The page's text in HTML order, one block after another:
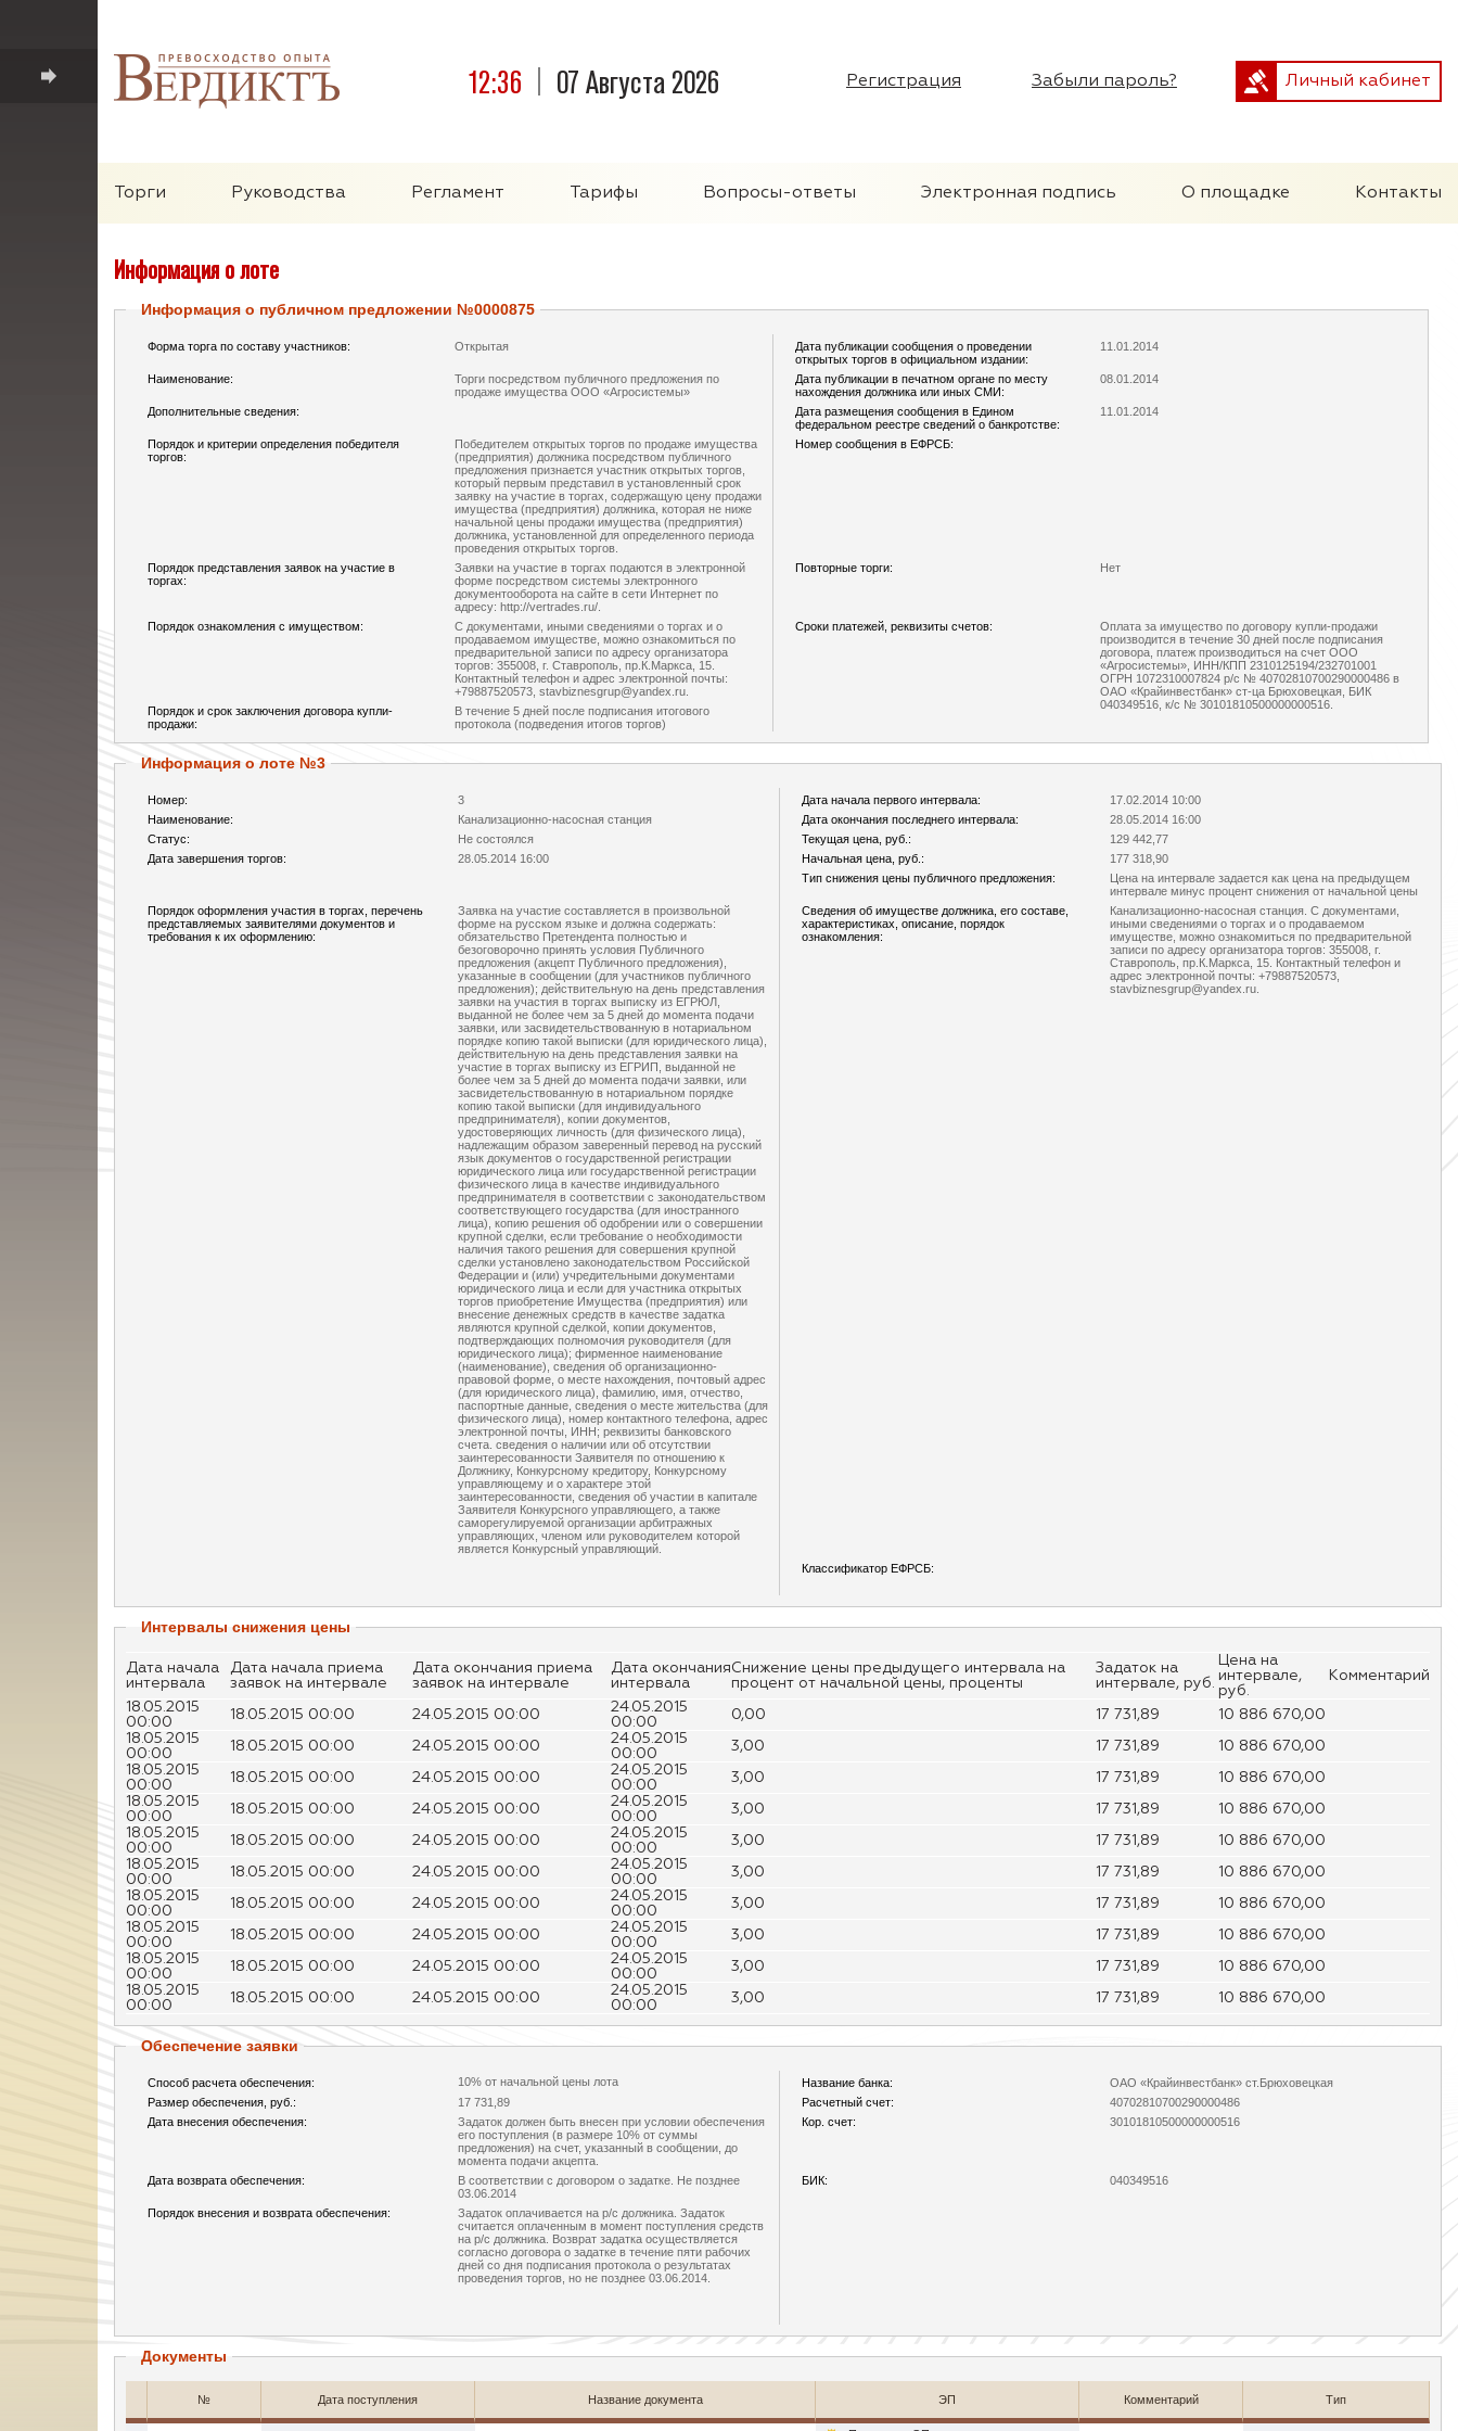
12:36 07 Августа 2026 Регистрация Забыли пароль? Личный кабинет
Торги Руководства Регламент Тарифы Вопросы-ответы Электронная подпись О площадке Контакты
Информация о лоте
Информация о публичном предложении №0000875
Форма торга по составу участников: Открытая
Дата публикации сообщения о проведении
открытых торгов в официальном издании:
11.01.2014
Наименование:
Торги посредством публичного предложения по
продаже имущества ООО «Агросистемы»
Дата публикации в печатном органе по месту
нахождения должника или иных СМИ:
08.01.2014
Дополнительные сведения:
Дата размещения сообщения в Едином
федеральном реестре сведений о банкротстве:
11.01.2014
Порядок и критерии определения победителя
торгов:
Победителем открытых торгов по продаже имущества
(предприятия) должника посредством публичного
предложения признается участник открытых торгов,
который первым представил в установленный срок
заявку на участие в торгах, содержащую цену продажи
имущества (предприятия) должника, которая не ниже
начальной цены продажи имущества (предприятия)
должника, установленной для определенного периода
проведения открытых торгов.
Номер сообщения в ЕФРСБ:
Порядок представления заявок на участие в
торгах:
Заявки на участие в торгах подаются в электронной
форме посредством системы электронного
документооборота на сайте в сети Интернет по
адресу: http://vertrades.ru/.
Повторные торги: Нет
Порядок ознакомления с имуществом:
С документами, иными сведениями о торгах и о
продаваемом имуществе, можно ознакомиться по
предварительной записи по адресу организатора
торгов: 355008, г. Ставрополь, пр.К.Маркса, 15.
Контактный телефон и адрес электронной почты:
+79887520573, stavbiznesgrup@yandex.ru.
Сроки платежей, реквизиты счетов:
Оплата за имущество по договору купли-продажи
производится в течение 30 дней после подписания
договора, платеж производиться на счет ООО
«Агросистемы», ИНН/КПП 2310125194/232701001
ОГРН 1072310007824 р/с № 40702810700290000486 в
ОАО «Крайинвестбанк» ст-ца Брюховецкая, БИК
040349516, к/с № 30101810500000000516.
Порядок и срок заключения договора купли-
продажи:
В течение 5 дней после подписания итогового
протокола (подведения итогов торгов)
Информация о лоте №3
Номер: 3 Дата начала первого интервала:
17.02.2014 10:00
Наименование:
Канализационно-насосная станция Дата окончания последнего интервала:
28.05.2014 16:00
Статус:
Не состоялся Текущая цена, руб.:
129 442,77
Дата завершения торгов:
28.05.2014 16:00 Начальная цена, руб.:
177 318,90
Тип снижения цены публичного предложения:
Цена на интервале задается как цена на предыдущем
интервале минус процент снижения от начальной цены
Порядок оформления участия в торгах, перечень
представляемых заявителями документов и
требования к их оформлению:
Заявка на участие составляется в произвольной
форме на русском языке и должна содержать:
обязательство Претендента полностью и
безоговорочно принять условия Публичного
предложения (акцепт Публичного предложения),
указанные в сообщении (для участников публичного
предложения); действительную на день представления
заявки на участия в торгах выписку из ЕГРЮЛ,
выданной не более чем за 5 дней до момента подачи
заявки, или засвидетельствованную в нотариальном
порядке копию такой выписки (для юридического лица),
действительную на день представления заявки на
участие в торгах выписку из ЕГРИП, выданной не
более чем за 5 дней до момента подачи заявки, или
засвидетельствованную в нотариальном порядке
копию такой выписки (для индивидуального
предпринимателя), копии документов,
удостоверяющих личность (для физического лица),
надлежащим образом заверенный перевод на русский
язык документов о государственной регистрации
юридического лица или государственной регистрации
физического лица в качестве индивидуального
предпринимателя в соответствии с законодательством
соответствующего государства (для иностранного
лица), копию решения об одобрении или о совершении
крупной сделки, если требование о необходимости
наличия такого решения для совершения крупной
сделки установлено законодательством Российской
Федерации и (или) учредительными документами
юридического лица и если для участника открытых
торгов приобретение Имущества (предприятия) или
внесение денежных средств в качестве задатка
являются крупной сделкой, копии документов,
подтверждающих полномочия руководителя (для
юридического лица); фирменное наименование
(наименование), сведения об организационно-
правовой форме, о месте нахождения, почтовый адрес
(для юридического лица), фамилию, имя, отчество,
паспортные данные, сведения о месте жительства (для
физического лица), номер контактного телефона, адрес
электронной почты, ИНН; реквизиты банковского
счета. сведения о наличии или об отсутствии
заинтересованности Заявителя по отношению к
Должнику, Конкурсному кредитору, Конкурсному
управляющему и о характере этой
заинтересованности, сведения об участии в капитале
Заявителя Конкурсного управляющего, а также
саморегулируемой организации арбитражных
управляющих, членом или руководителем которой
является Конкурсный управляющий.
Сведения об имуществе должника, его составе,
характеристиках, описание, порядок
ознакомления:
Канализационно-насосная станция. С документами,
иными сведениями о торгах и о продаваемом
имуществе, можно ознакомиться по предварительной
записи по адресу организатора торгов: 355008, г.
Ставрополь, пр.К.Маркса, 15. Контактный телефон и
адрес электронной почты: +79887520573,
stavbiznesgrup@yandex.ru.
Классификатор ЕФРСБ:
Интервалы снижения цены
Дата начала
интервала
Дата начала приема
заявок на интервале
Дата окончания приема
заявок на интервале
Дата окончания
интервала
Снижение цены предыдущего интервала на
процент от начальной цены, проценты
Задаток на
интервале, руб.
Цена на
интервале,
руб.
Комментарий
18.05.2015
00:00
18.05.2015 00:00 24.05.2015 00:00
24.05.2015
00:00
0,00 17 731,89
10 886 670,00
18.05.2015
00:00
18.05.2015 00:00 24.05.2015 00:00
24.05.2015
00:00
3,00 17 731,89
10 886 670,00
18.05.2015
00:00
18.05.2015 00:00 24.05.2015 00:00
24.05.2015
00:00
3,00 17 731,89
10 886 670,00
18.05.2015
00:00
18.05.2015 00:00 24.05.2015 00:00
24.05.2015
00:00
3,00 17 731,89
10 886 670,00
18.05.2015
00:00
18.05.2015 00:00 24.05.2015 00:00
24.05.2015
00:00
3,00 17 731,89
10 886 670,00
18.05.2015
00:00
18.05.2015 00:00 24.05.2015 00:00
24.05.2015
00:00
3,00 17 731,89
10 886 670,00
18.05.2015
00:00
18.05.2015 00:00 24.05.2015 00:00
24.05.2015
00:00
3,00 17 731,89
10 886 670,00
18.05.2015
00:00
18.05.2015 00:00 24.05.2015 00:00
24.05.2015
00:00
3,00 17 731,89
10 886 670,00
18.05.2015
00:00
18.05.2015 00:00 24.05.2015 00:00
24.05.2015
00:00
3,00 17 731,89
10 886 670,00
18.05.2015
00:00
18.05.2015 00:00 24.05.2015 00:00
24.05.2015
00:00
3,00 17 731,89 10 886 670,00
Обеспечение заявки
Способ расчета обеспечения: 10% от начальной цены лота Название банка:
ОАО «Крайинвестбанк» ст.Брюховецкая
Размер обеспечения, руб.:
17 731,89 Расчетный счет:
40702810700290000486
Дата внесения обеспечения:
Задаток должен быть внесен при условии обеспечения
его поступления (в размере 10% от суммы
предложения) на счет, указанный в сообщении, до
момента подачи акцепта.
Кор. счет: 30101810500000000516
Дата возврата обеспечения:
В соответствии с договором о задатке. Не позднее
03.06.2014
БИК: 040349516
Порядок внесения и возврата обеспечения:
Задаток оплачивается на р/с должника. Задаток
считается оплаченным в момент поступления средств
на р/с должника. Возврат задатка осуществляется
согласно договора о задатке в течение пяти рабочих
дней со дня подписания протокола о результатах
проведения торгов, но не позднее 03.06.2014.
Документы
№ Дата поступления Название документа ЭП Комментарий Тип